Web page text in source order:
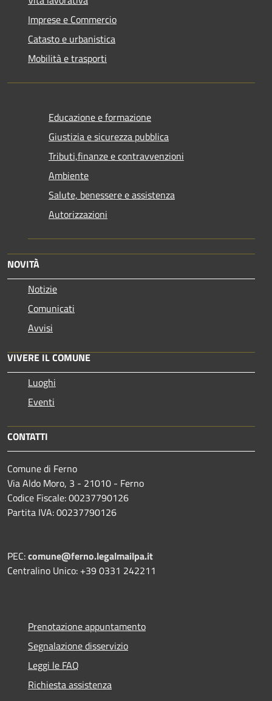
Imprese e Commercio
Catasto e urbanistica
Mobilità e trasporti
Educazione e formazione
Giustizia e sicurezza pubblica
Tributi,finanze e contravvenzioni
Ambiente
Salute, benessere e assistenza
Autorizzazioni
NOVITÀ
Notizie
Comunicati
Avvisi
VIVERE IL COMUNE
Luoghi
Eventi
CONTATTI
Comune di Ferno
Via Aldo Moro, 3 - 21010 - Ferno
Codice Fiscale: 00237790126
Partita IVA: 00237790126
PEC:comune@ferno.legalmailpa.it
Centralino Unico: +39 0331 242211
Prenotazione appuntamento
Segnalazione disservizio
Leggi le FAQ
Richiesta assistenza